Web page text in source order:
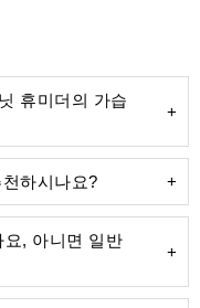
휴미더의 가습
하시나요?
, 아니면 일반